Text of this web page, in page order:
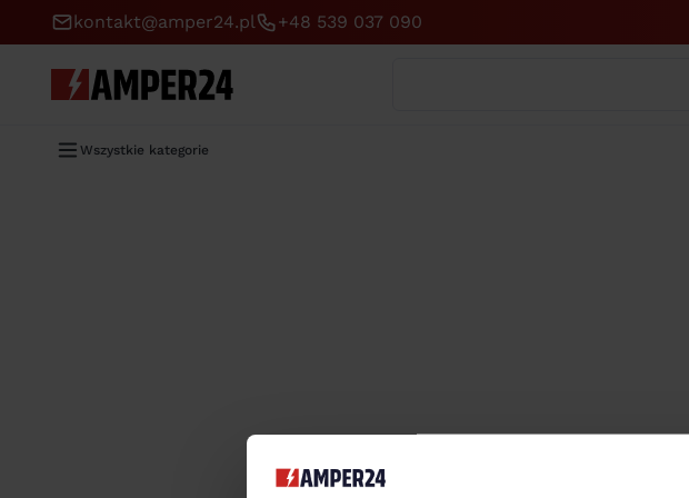
kontakt@amper24.pl +48 539 037 090
Wszystkie kategorie